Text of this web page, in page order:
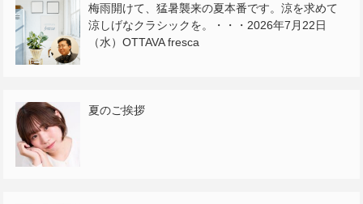
梅雨開けて、猛暑襲来の夏本番です。涼を求めて
涼しげなクラシックを。・・・2026年7月22日
（水）OTTAVA fresca
夏のご挨拶